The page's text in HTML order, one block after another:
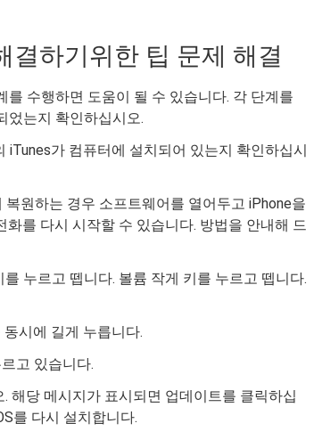
결하기위한 팁 문제 해결
를 수행하면 도움이 될 수 있습니다. 각 단계를
었는지 확인하십시오.
iTunes가 컴퓨터에 설치되어 있는지 확인하십시
원하는 경우 소프트웨어를 열어두고 iPhone을
를 다시 시작할 수 있습니다. 방법을 안내해 드
누르고 뗍니다. 볼륨 작게 키를 누르고 뗍니다.
시에 길게 누릅니다.
고 있습니다.
해당 메시지가 표시되면 업데이트를 클릭하십
를 다시 설치합니다.